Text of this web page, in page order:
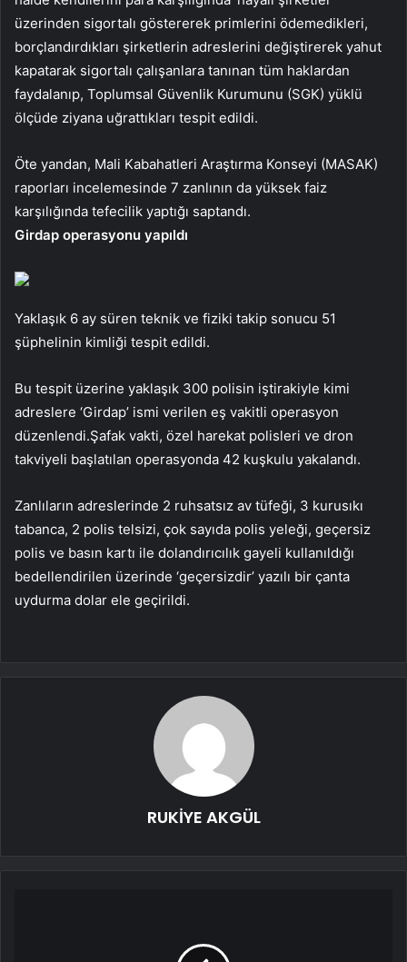
üzerinden sigortalı göstererek primlerini ödemedikleri,
borçlandırdıkları şirketlerin adreslerini değiştirerek yahut
kapatarak sigortalı çalışanlara tanınan tüm haklardan
faydalanıp, Toplumsal Güvenlik Kurumunu (SGK) yüklü
ölçüde ziyana uğrattıkları tespit edildi.
Öte yandan, Mali Kabahatleri Araştırma Konseyi (MASAK)
raporları incelemesinde 7 zanlının da yüksek faiz
karşılığında tefecilik yaptığı saptandı.
Girdap operasyonu yapıldı
Yaklaşık 6 ay süren teknik ve fiziki takip sonucu 51
şüphelinin kimliği tespit edildi.
Bu tespit üzerine yaklaşık 300 polisin iştirakiyle kimi
adreslere ‘Girdap’ ismi verilen eş vakitli operasyon
düzenlendi.Şafak vakti, özel harekat polisleri ve dron
takviyeli başlatılan operasyonda 42 kuşkulu yakalandı.
Zanlıların adreslerinde 2 ruhsatsız av tüfeği, 3 kurusıkı
tabanca, 2 polis telsizi, çok sayıda polis yeleği, geçersiz
polis ve basın kartı ile dolandırıcılık gayeli kullanıldığı
bedellendirilen üzerinde ‘geçersizdir’ yazılı bir çanta
uydurma dolar ele geçirildi.
RUKİYE AKGÜL